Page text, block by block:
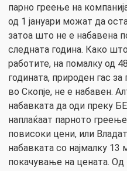
парно греење на
од 1 јануари можат да
затоа што не е набавена
следната година. Како
работите, на помалку од
годината, природен гас
во Скопје, не е набавен.
набавката да оди преку
наплаќаат парното
повисоки цени, или
набавката со најмалку
покачување на цената. Од